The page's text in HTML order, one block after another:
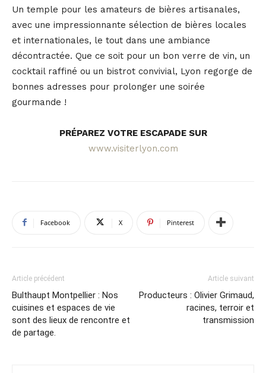
Un temple pour les amateurs de bières artisanales,
avec une impressionnante sélection de bières locales
et internationales, le tout dans une ambiance
décontractée. Que ce soit pour un bon verre de vin, un
cocktail raffiné ou un bistrot convivial, Lyon regorge de
bonnes adresses pour prolonger une soirée
gourmande !
PRÉPAREZ VOTRE ESCAPADE SUR
www.visiterlyon.com
Facebook X Pinterest
Article précédent
Bulthaupt Montpellier : Nos
cuisines et espaces de vie
sont des lieux de rencontre et
de partage.
Article suivant
Producteurs : Olivier Grimaud,
racines, terroir et
transmission